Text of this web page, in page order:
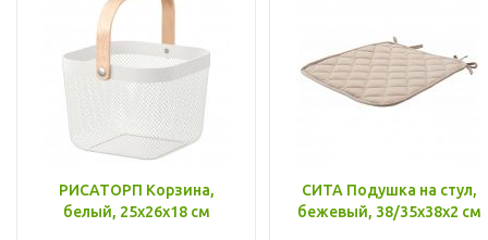
РИСАТОРП Корзина,
белый, 25x26x18 см
СИТА Подушка на стул,
бежевый, 38/35x38x2 см